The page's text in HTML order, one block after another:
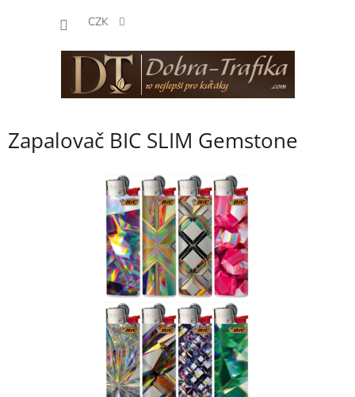
CZK
Zapalovač BIC SLIM Gemstone